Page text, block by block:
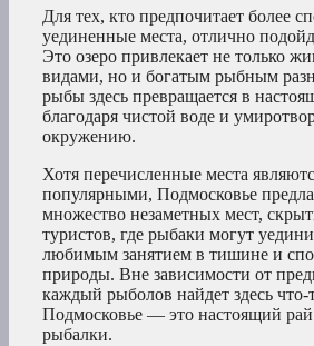
Для тех, кто предпочитает более
уединенные места, отлично
Это озеро привлекает не только
видами, но и богатым рыбным
рыбы здесь превращается в
благодаря чистой воде и
окружению.
Хотя перечисленные места
популярными, Подмосковье
множество незаметных мест,
туристов, где рыбаки могут
любимым занятием в тишине и
природы. Вне зависимости от
каждый рыболов найдет здесь
Подмосковье — это настоящий
рыбалки.